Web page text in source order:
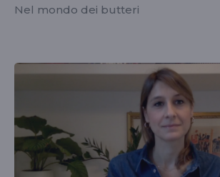
Nel mondo dei butteri